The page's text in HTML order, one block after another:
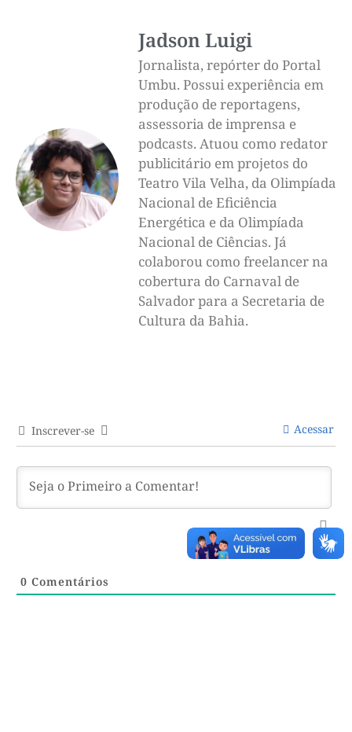
Jadson Luigi
Jornalista, repórter do Portal
Umbu. Possui experiência em
produção de reportagens,
assessoria de imprensa e
podcasts. Atuou como redator
publicitário em projetos do
Teatro Vila Velha, da Olimpíada
Nacional de Eficiência
Energética e da Olimpíada
Nacional de Ciências. Já
colaborou como freelancer na
cobertura do Carnaval de
Salvador para a Secretaria de
Cultura da Bahia.
Inscrever-se Acessar
0 Comentários